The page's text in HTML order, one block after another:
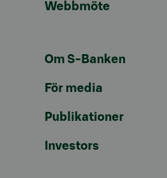
Webbmöte
Om S-Banken
För media
Publikationer
Investors